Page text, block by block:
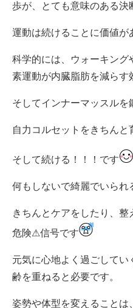
歩が、とても意味のある決
運動は続けることに価値が
科学的には、ウォーキング
素運動が内臓脂肪を減らす
そしてインナーマッスルを
自力コルセットをきちんと
そして続ける！！！です
何もしないで綺麗でいられ
きちんとケアをしたり、整
危険⚠信号です
元気に心地よく過ごして
齢を重ねると必要です。
姿勢や体型を変えることは